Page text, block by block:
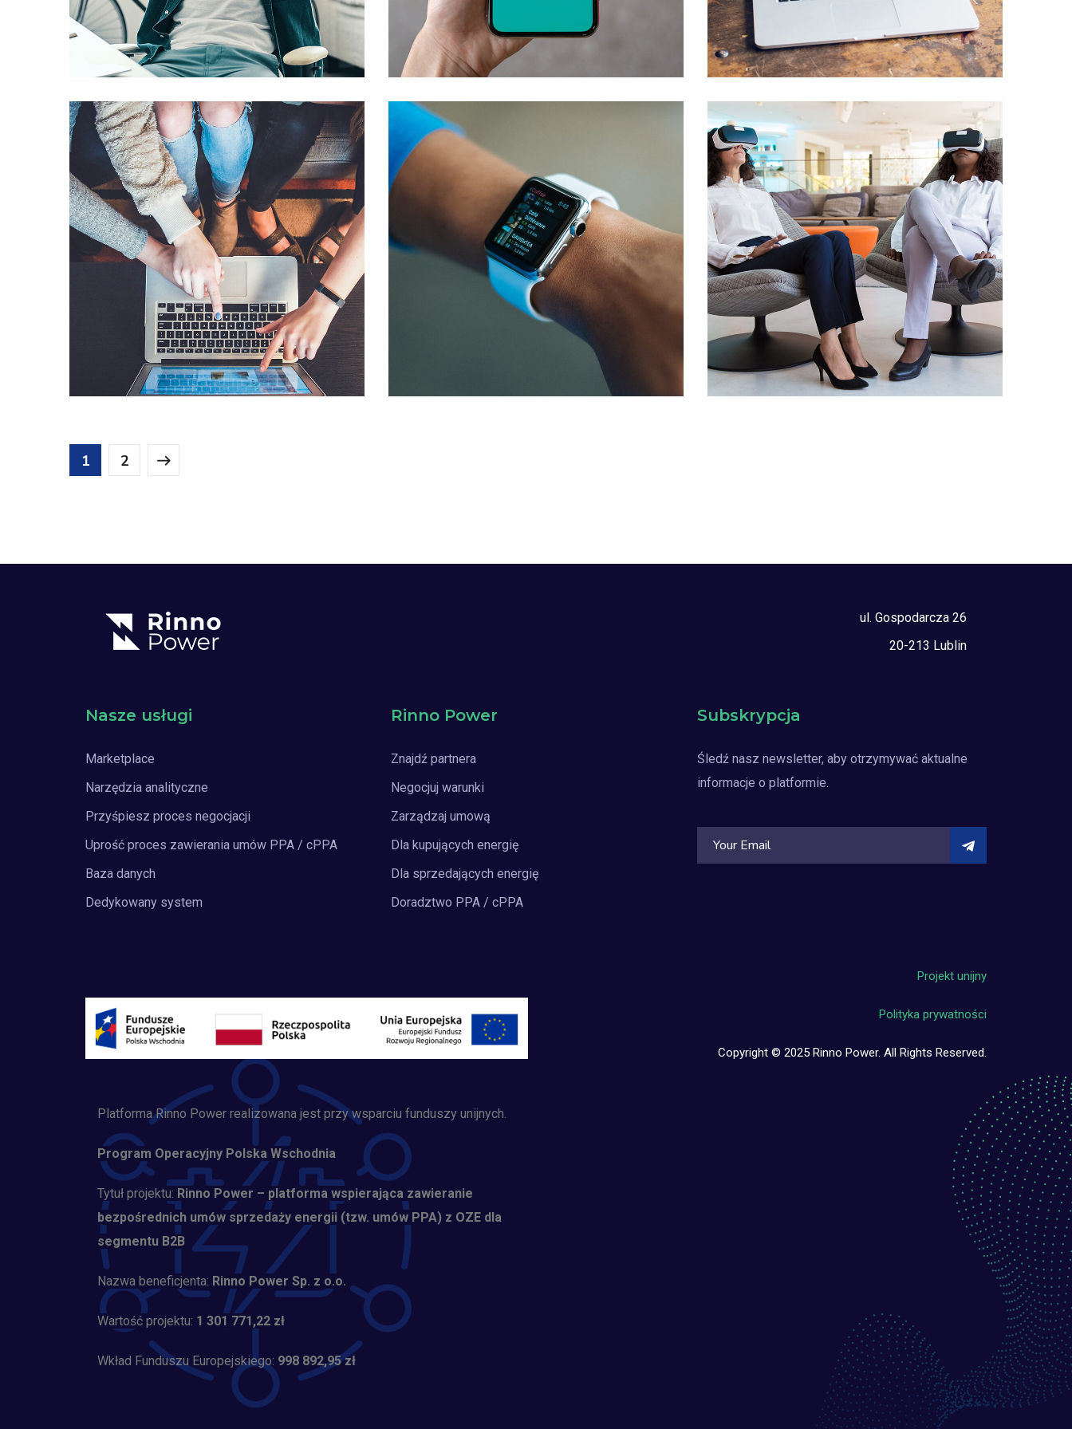
App for Virtual Reality
DESIGN / IDEAS
Mobile Coin View App
DEVELOPMENT
Analysis of Security
IDEAS / TECHNOLOGY
eCommerce Website
DESIGN / IDEAS
Responsive Design App for Health
DEVELOPMENT
1 2
ul. Gospodarcza 26
20-213 Lublin
Nasze usługi
Marketplace
Narzędzia analityczne
Przyśpiesz proces negocjacji
Uprość proces zawierania umów PPA / cPPA
Baza danych
Dedykowany system
Rinno Power
Znajdź partnera
Negocjuj warunki
Zarządzaj umową
Dla kupujących energię
Dla sprzedających energię
Doradztwo PPA / cPPA
Subskrypcja
Śledź nasz newsletter, aby otrzymywać aktualne
informacje o platformie.
Projekt unijny
Polityka prywatności
Copyright © 2025 Rinno Power. All Rights Reserved.
Platforma Rinno Power realizowana jest przy wsparciu funduszy unijnych.
Program Operacyjny Polska Wschodnia
Tytuł projektu: Rinno Power – platforma wspierająca zawieranie
bezpośrednich umów sprzedaży energii (tzw. umów PPA) z OZE dla
segmentu B2B
Nazwa beneficjenta: Rinno Power Sp. z o.o.
Wartość projektu: 1 301 771,22 zł
Wkład Funduszu Europejskiego: 998 892,95 zł